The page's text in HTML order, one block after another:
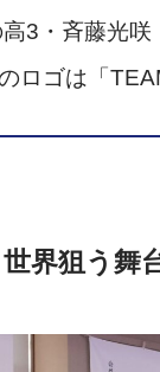
3・斉藤光咲
ロゴは「
界狙う舞